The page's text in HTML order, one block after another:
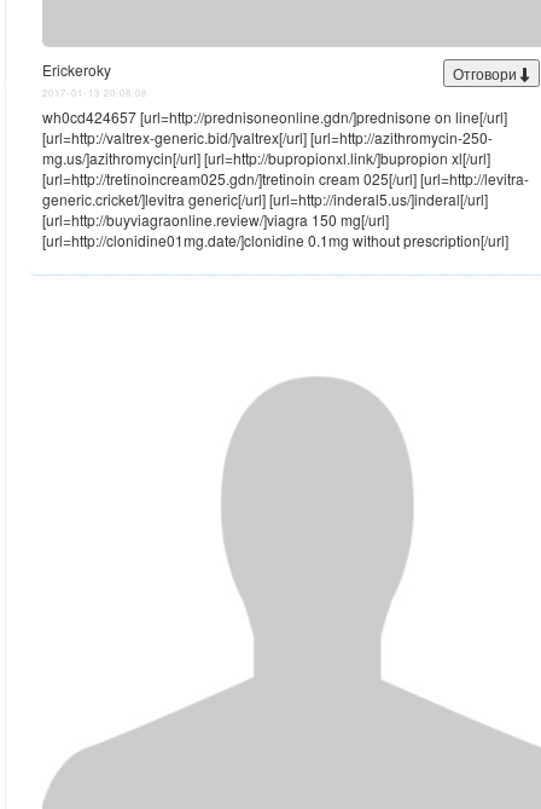
Erickeroky
2017-01-13 20:08:08
wh0cd424657 [url=http://prednisoneonline.gdn/]prednisone on line[/url]
[url=http://valtrex-generic.bid/]valtrex[/url] [url=http://azithromycin-250-
mg.us/]azithromycin[/url] [url=http://bupropionxl.link/]bupropion xl[/url]
[url=http://tretinoincream025.gdn/]tretinoin cream 025[/url] [url=http://levitra-
generic.cricket/]levitra generic[/url] [url=http://inderal5.us/]inderal[/url]
[url=http://buyviagraonline.review/]viagra 150 mg[/url]
[url=http://clonidine01mg.date/]clonidine 0.1mg without prescription[/url]
Отговори